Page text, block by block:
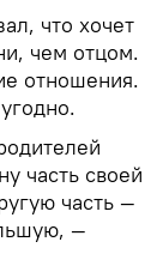
что хочет
чем отцом.
отношения.
часть своей
часть —
—